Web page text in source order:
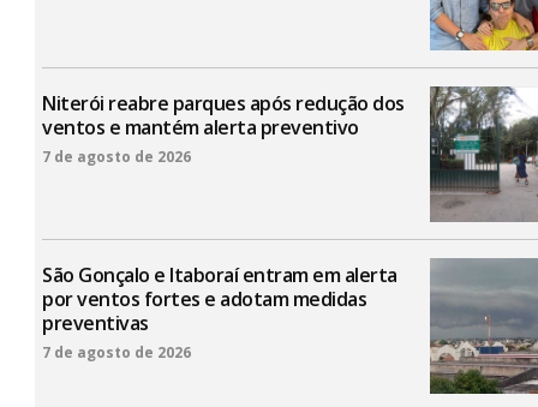
Niterói reabre parques após redução dos
ventos e mantém alerta preventivo
7 de agosto de 2026
São Gonçalo e Itaboraí entram em alerta
por ventos fortes e adotam medidas
preventivas
7 de agosto de 2026